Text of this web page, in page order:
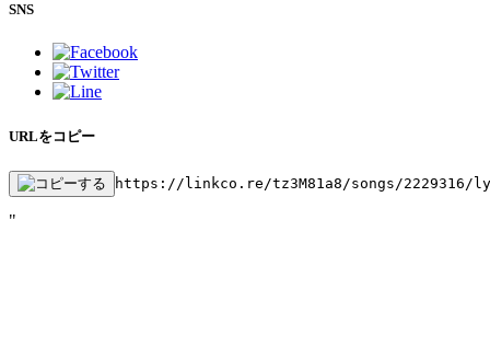
SNS
URLをコピー
https://linkco.re/tz3M81a8/songs/2229316/
"